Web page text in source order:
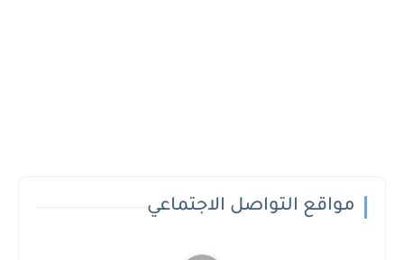
مواقع التواصل الاجتماعي